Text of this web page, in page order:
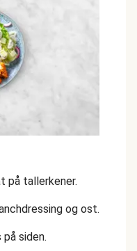
på tallerkener.
og ost.
siden.